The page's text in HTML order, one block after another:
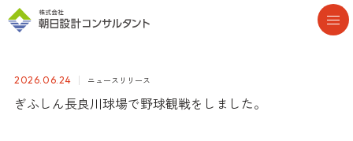
2026.06.24 ニュースリリース
ぎふしん長良川球場で野球観戦をしました。